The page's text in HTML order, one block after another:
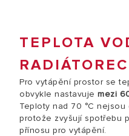
TEPLOTA
Pro vytápění prostor se
obvykle nastavuje mezi
Teploty nad 70 °C
protože zvyšují spotřebu
přínosu pro vytápění.